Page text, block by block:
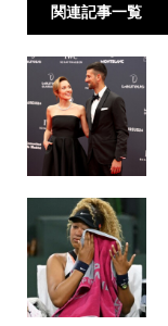
関連記事一覧